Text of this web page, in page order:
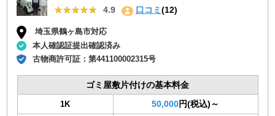
★★★★★
★★★★★ 4.9 口コミ(12)
埼玉県鶴ヶ島市対応
本人確認証提出確認済み
古物商許可証：第441100002315号
ゴミ屋敷片付けの基本料金
1K 50,000円(税込)～